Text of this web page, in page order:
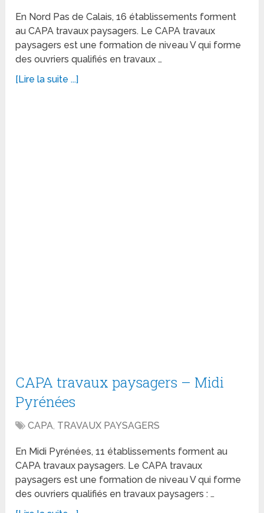
En Nord Pas de Calais, 16 établissements forment
au CAPA travaux paysagers. Le CAPA travaux
paysagers est une formation de niveau V qui forme
des ouvriers qualifiés en travaux …
[Lire la suite ...]
CAPA travaux paysagers – Midi
Pyrénées
CAPA, TRAVAUX PAYSAGERS
En Midi Pyrénées, 11 établissements forment au
CAPA travaux paysagers. Le CAPA travaux
paysagers est une formation de niveau V qui forme
des ouvriers qualifiés en travaux paysagers : …